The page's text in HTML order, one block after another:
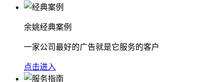
余姚经典案例
一家公司最好的广告就是它服务的客户
点击进入